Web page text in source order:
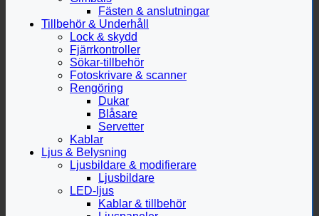
Fästen & anslutningar
Tillbehör & Underhåll
Lock & skydd
Fjärrkontroller
Sökar-tillbehör
Fotoskrivare & scanner
Rengöring
Dukar
Blåsare
Servetter
Kablar
Ljus & Belysning
Ljusbildare & modifierare
Ljusbildare
LED-ljus
Kablar & tillbehör